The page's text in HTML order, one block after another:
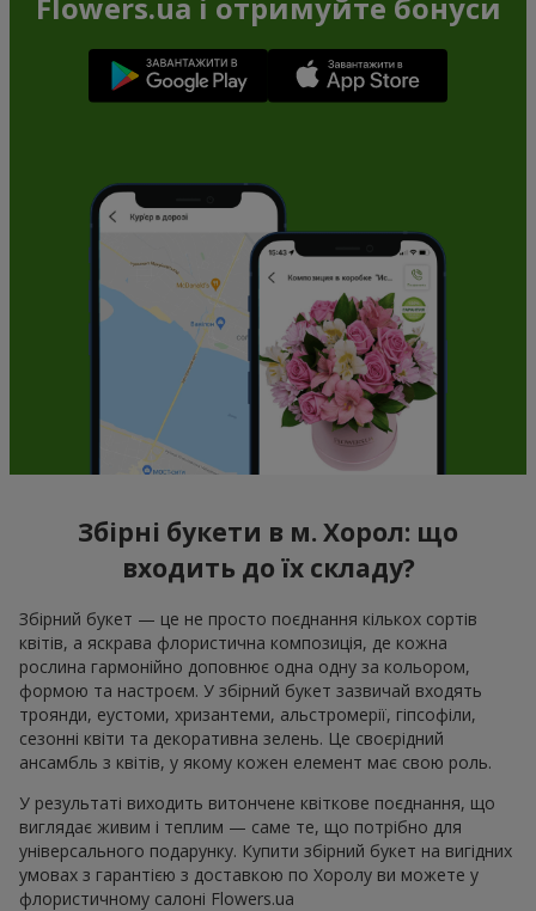
Збірні букети в м. Хорол: що
входить до їх складу?
Збірний букет — це не просто поєднання кількох сортів
квітів, а яскрава флористична композиція, де кожна
рослина гармонійно доповнює одна одну за кольором,
формою та настроєм. У збірний букет зазвичай входять
троянди, еустоми, хризантеми, альстромерії, гіпсофіли,
сезонні квіти та декоративна зелень. Це своєрідний
ансамбль з квітів, у якому кожен елемент має свою роль.
У результаті виходить витончене квіткове поєднання, що
виглядає живим і теплим — саме те, що потрібно для
універсального подарунку. Купити збірний букет на вигідних
умовах з гарантією з доставкою по Хоролу ви можете у
флористичному салоні Flowers.ua